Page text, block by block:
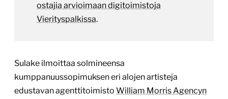
ostajia arvioimaan digitoimistoja
Vierityspalkissa.
Sulake ilmoittaa solmineensa
kumppanuussopimuksen eri alojen artisteja
edustavan agenttitoimisto William Morris Agencyn